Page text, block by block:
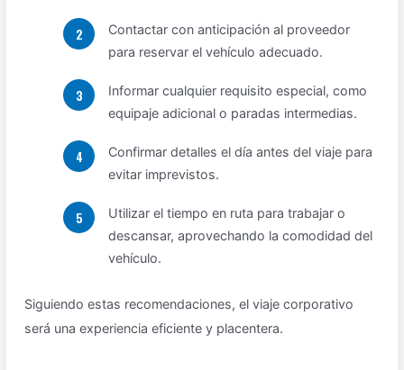
Contactar con anticipación al proveedor
para reservar el vehículo adecuado.
Informar cualquier requisito especial, como
equipaje adicional o paradas intermedias.
Confirmar detalles el día antes del viaje para
evitar imprevistos.
Utilizar el tiempo en ruta para trabajar o
descansar, aprovechando la comodidad del
vehículo.
Siguiendo estas recomendaciones, el viaje corporativo
será una experiencia eficiente y placentera.